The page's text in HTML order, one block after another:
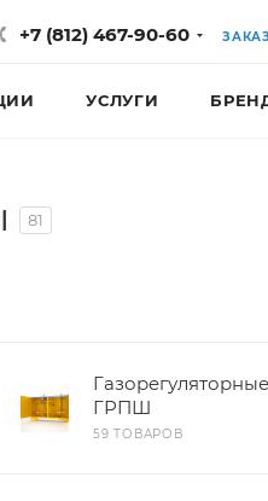
+7 (812) 467-90-60
УСЛУГИ
81
ГРПШ
59 ТОВАРОВ